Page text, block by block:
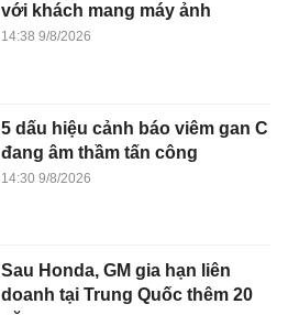
với khách mang máy ảnh
14:38 9/8/2026
5 dấu hiệu cảnh báo viêm gan C
đang âm thầm tấn công
14:30 9/8/2026
Sau Honda, GM gia hạn liên
doanh tại Trung Quốc thêm 20